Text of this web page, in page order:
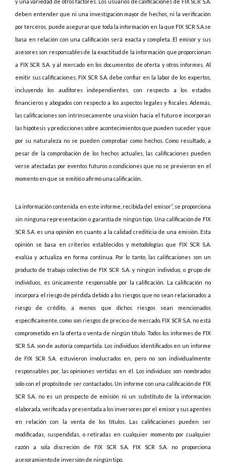
deben entender que ni una investigación mayor de hechos, ni la verificación
por terceros, puede asegurar que toda la información en la que FIX SCR S.A.se
basa en relación con una calificación será exacta y completa. El emisor y sus
asesores son responsables de la exactitud de la información que proporcionan
a FIX SCR S.A. y al mercado en los documentos de oferta y otros informes. Al
emitir sus calificaciones, FIX SCR S.A. debe confiar en la labor de los expertos,
incluyendo los auditores independientes, con respecto a los estados
financieros y abogados con respecto a los aspectos legales y fiscales. Además,
las calificaciones son intrínsecamente una visión hacia el futuro e incorporan
las hipótesis y predicciones sobre acontecimientos que pueden suceder y que
por su naturaleza no se pueden comprobar como hechos. Como resultado, a
pesar de la comprobación de los hechos actuales, las calificaciones pueden
verse afectadas por eventos futuros o condiciones que no se previeron en el
momento en que se emitió o afirmó una calificación.
La información contenida en este informe, recibida del emisor”, se proporciona
sin ninguna representación o garantía de ningún tipo. Una calificación de FIX
SCR S.A. es una opinión en cuanto a la calidad crediticia de una emisión. Esta
opinión se basa en criterios establecidos y metodologías que FIX SCR S.A.
evalúa y actualiza en forma continua. Por lo tanto, las calificaciones son un
producto de trabajo colectivo de FIX SCR S.A. y ningún individuo, o grupo de
individuos, es únicamente responsable por la calificación. La calificación no
incorpora el riesgo de pérdida debido a los riesgos que no sean relacionados a
riesgo de crédito, a menos que dichos riesgos sean mencionados
específicamente, como son riesgos de precio o de mercado. FIX SCR S.A. no está
comprometido en la oferta o venta de ningún título. Todos los informes de FIX
SCR S.A. son de autoría compartida. Los individuos identificados en un informe
de FIX SCR S.A. estuvieron involucrados en, pero no son individualmente
responsables por, las opiniones vertidas en él. Los individuos son nombrados
solo con el propósito de ser contactados. Un informe con una calificación de FIX
SCR S.A. no es un prospecto de emisión ni un substituto de la información
elaborada, verificada y presentada a los inversores por el emisor y sus agentes
en relación con la venta de los títulos. Las calificaciones pueden ser
modificadas, suspendidas, o retiradas en cualquier momento por cualquier
razón a sola discreción de FIX SCR S.A. FIX SCR S.A. no proporciona
asesoramiento de inversión de ningún tipo.